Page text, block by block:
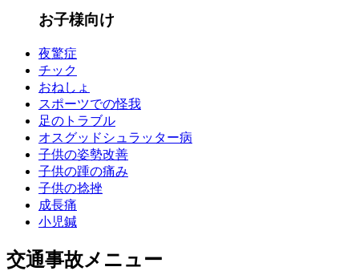
お子様向け
夜驚症
チック
おねしょ
スポーツでの怪我
足のトラブル
オスグッドシュラッター病
子供の姿勢改善
子供の踵の痛み
子供の捻挫
成長痛
小児鍼
交通事故メニュー